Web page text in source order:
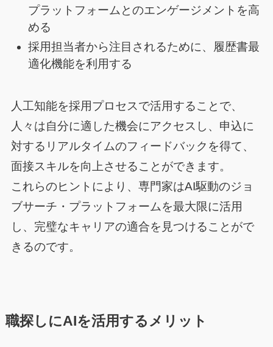
プラットフォームとのエンゲージメントを高
める
採用担当者から注目されるために、履歴書最
適化機能を利用する
人工知能を採用プロセスで活用することで、
人々は自分に適した機会にアクセスし、申込に
対するリアルタイムのフィードバックを得て、
面接スキルを向上させることができます。
これらのヒントにより、専門家はAI駆動のジョ
ブサーチ・プラットフォームを最大限に活用
し、完璧なキャリアの適合を見つけることがで
きるのです。
職探しにAIを活用するメリット